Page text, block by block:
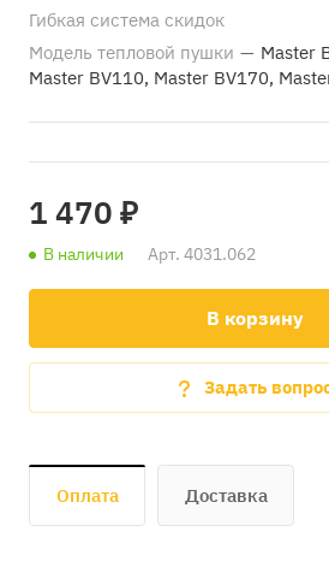
Гибкая система скидок
Модель тепловой пушки — Master
Master BV110, Master BV170,
1 470 ₽
В наличии Арт. 4031.062
В корзину
Задать
Оплата Доставка